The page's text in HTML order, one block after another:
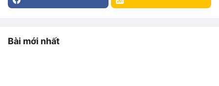
Bài mới nhất